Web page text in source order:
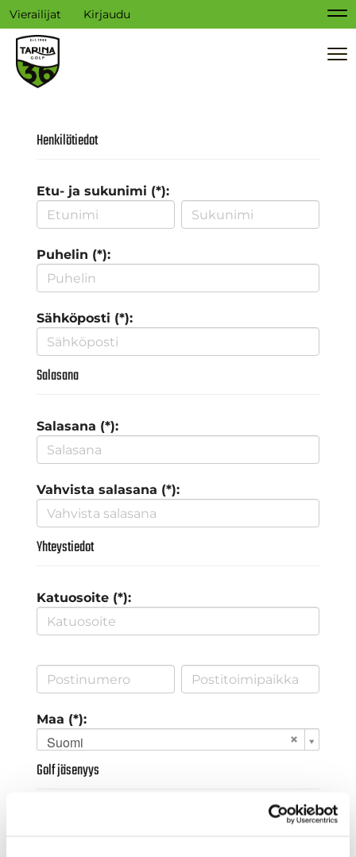
Vierailijat Kirjaudu
Henkilötiedot
Etu- ja sukunimi (*):
Puhelin (*):
Sähköposti (*):
Salasana
Salasana (*):
Vahvista salasana (*):
Yhteystiedot
Katuosoite (*):
Maa (*):
Suomi
Golf jäsenyys